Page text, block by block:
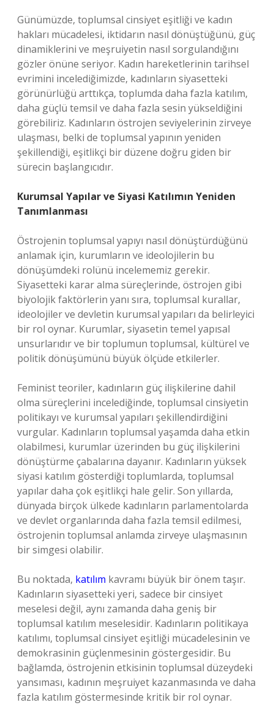
Günümüzde, toplumsal cinsiyet eşitliği ve kadın
hakları mücadelesi, iktidarın nasıl dönüştüğünü, güç
dinamiklerini ve meşruiyetin nasıl sorgulandığını
gözler önüne seriyor. Kadın hareketlerinin tarihsel
evrimini incelediğimizde, kadınların siyasetteki
görünürlüğü arttıkça, toplumda daha fazla katılım,
daha güçlü temsil ve daha fazla sesin yükseldiğini
görebiliriz. Kadınların östrojen seviyelerinin zirveye
ulaşması, belki de toplumsal yapının yeniden
şekillendiği, eşitlikçi bir düzene doğru giden bir
sürecin başlangıcıdır.
Kurumsal Yapılar ve Siyasi Katılımın Yeniden
Tanımlanması
Östrojenin toplumsal yapıyı nasıl dönüştürdüğünü
anlamak için, kurumların ve ideolojilerin bu
dönüşümdeki rolünü incelememiz gerekir.
Siyasetteki karar alma süreçlerinde, östrojen gibi
biyolojik faktörlerin yanı sıra, toplumsal kurallar,
ideolojiler ve devletin kurumsal yapıları da belirleyici
bir rol oynar. Kurumlar, siyasetin temel yapısal
unsurlarıdır ve bir toplumun toplumsal, kültürel ve
politik dönüşümünü büyük ölçüde etkilerler.
Feminist teoriler, kadınların güç ilişkilerine dahil
olma süreçlerini incelediğinde, toplumsal cinsiyetin
politikayı ve kurumsal yapıları şekillendirdiğini
vurgular. Kadınların toplumsal yaşamda daha etkin
olabilmesi, kurumlar üzerinden bu güç ilişkilerini
dönüştürme çabalarına dayanır. Kadınların yüksek
siyasi katılım gösterdiği toplumlarda, toplumsal
yapılar daha çok eşitlikçi hale gelir. Son yıllarda,
dünyada birçok ülkede kadınların parlamentolarda
ve devlet organlarında daha fazla temsil edilmesi,
östrojenin toplumsal anlamda zirveye ulaşmasının
bir simgesi olabilir.
Bu noktada, katılım kavramı büyük bir önem taşır.
Kadınların siyasetteki yeri, sadece bir cinsiyet
meselesi değil, aynı zamanda daha geniş bir
toplumsal katılım meselesidir. Kadınların politikaya
katılımı, toplumsal cinsiyet eşitliği mücadelesinin ve
demokrasinin güçlenmesinin göstergesidir. Bu
bağlamda, östrojenin etkisinin toplumsal düzeydeki
yansıması, kadının meşruiyet kazanmasında ve daha
fazla katılım göstermesinde kritik bir rol oynar.